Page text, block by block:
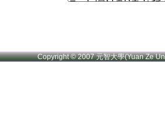
Copyright © 2007 元智大學(Yuan Ze